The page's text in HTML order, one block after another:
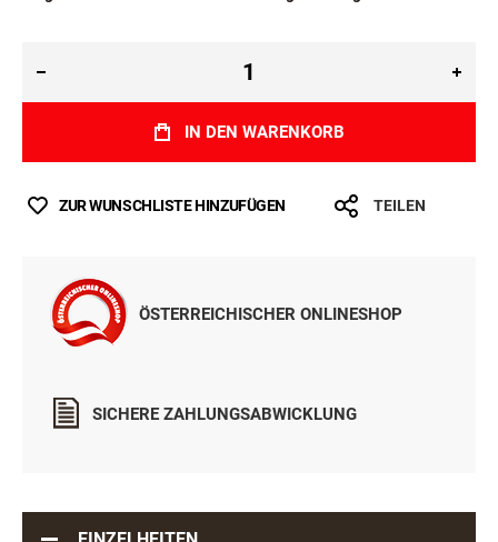
IN DEN WARENKORB
ZUR WUNSCHLISTE HINZUFÜGEN TEILEN
ÖSTERREICHISCHER ONLINESHOP
SICHERE ZAHLUNGSABWICKLUNG